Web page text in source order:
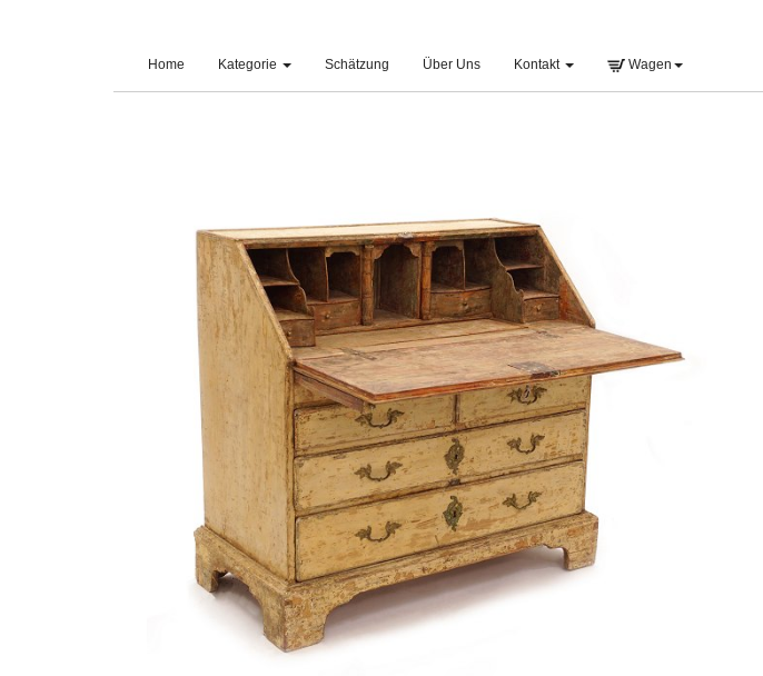
Home (current)Kategorie Schätzung Über Uns Kontakt Wagen